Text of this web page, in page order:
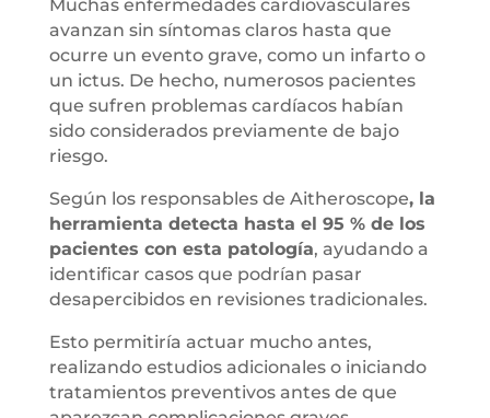
Muchas enfermedades cardiovasculares
avanzan sin síntomas claros hasta que
ocurre un evento grave, como un infarto o
un ictus. De hecho, numerosos pacientes
que sufren problemas cardíacos habían
sido considerados previamente de bajo
riesgo.
Según los responsables de Aitheroscope, la
herramienta detecta hasta el 95 % de los
pacientes con esta patología, ayudando a
identificar casos que podrían pasar
desapercibidos en revisiones tradicionales.
Esto permitiría actuar mucho antes,
realizando estudios adicionales o iniciando
tratamientos preventivos antes de que